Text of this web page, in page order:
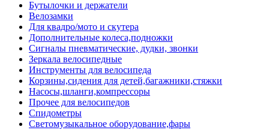
Бутылочки и держатели
Велозамки
Для квадро/мото и скутера
Дополнительные колеса,подножки
Сигналы пневматические, дудки, звонки
Зеркала велосипедные
Инструменты для велосипеда
Корзины,сидения для детей,багажники,стяжки
Насосы,шланги,компрессоры
Прочее для велосипедов
Спидометры
Светомузыкальное оборудование,фары